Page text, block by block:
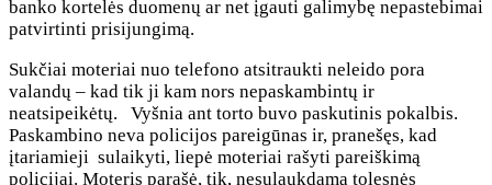
banko kortelės duomenų ar net įgauti galimybę nepastebimai
patvirtinti prisijungimą.
Sukčiai moteriai nuo telefono atsitraukti neleido pora
valandų – kad tik ji kam nors nepaskambintų ir
neatsipeikėtų. Vyšnia ant torto buvo paskutinis pokalbis.
Paskambino neva policijos pareigūnas ir, pranešęs, kad
įtariamieji sulaikyti, liepė moteriai rašyti pareiškimą
policijai. Moteris parašė, tik, nesulaukdama tolesnės